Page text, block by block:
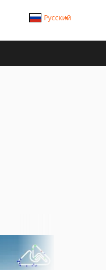
Русский